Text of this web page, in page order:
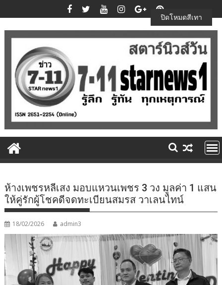
to
content
ห้างเพชรหลีเสง มอบแหวนเพชร 3 วง มูลค่า 1 แสน
ให้คู่รักผู้โชคดีจดทะเบียนสมรส วาเลนไทน์
18/02/2026 admin3
ปิดโหมดสีเทา